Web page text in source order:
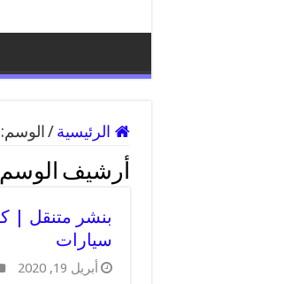
الرئيسية /
أرشيف
سيارات
أبريل 19, 2020